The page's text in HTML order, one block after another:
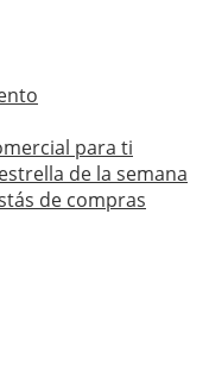
para ti
de la semana
de compras